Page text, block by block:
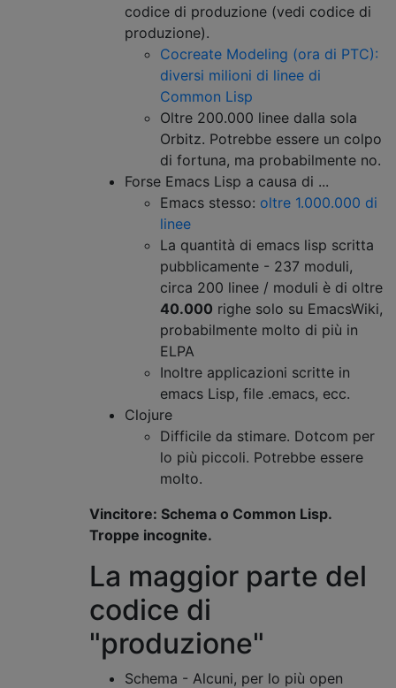
codice di produzione (vedi codice di
produzione).
Cocreate Modeling (ora di PTC):
diversi milioni di linee di
Common Lisp
Oltre 200.000 linee dalla sola
Orbitz. Potrebbe essere un colpo
di fortuna, ma probabilmente no.
Forse Emacs Lisp a causa di ...
Emacs stesso: oltre 1.000.000 di
linee
La quantità di emacs lisp scritta
pubblicamente - 237 moduli,
circa 200 linee / moduli è di oltre
40.000 righe solo su EmacsWiki,
probabilmente molto di più in
ELPA
Inoltre applicazioni scritte in
emacs Lisp, file .emacs, ecc.
Clojure
Difficile da stimare. Dotcom per
lo più piccoli. Potrebbe essere
molto.
Vincitore: Schema o Common Lisp.
Troppe incognite.
La maggior parte del
codice di
"produzione"
Schema - Alcuni, per lo più open